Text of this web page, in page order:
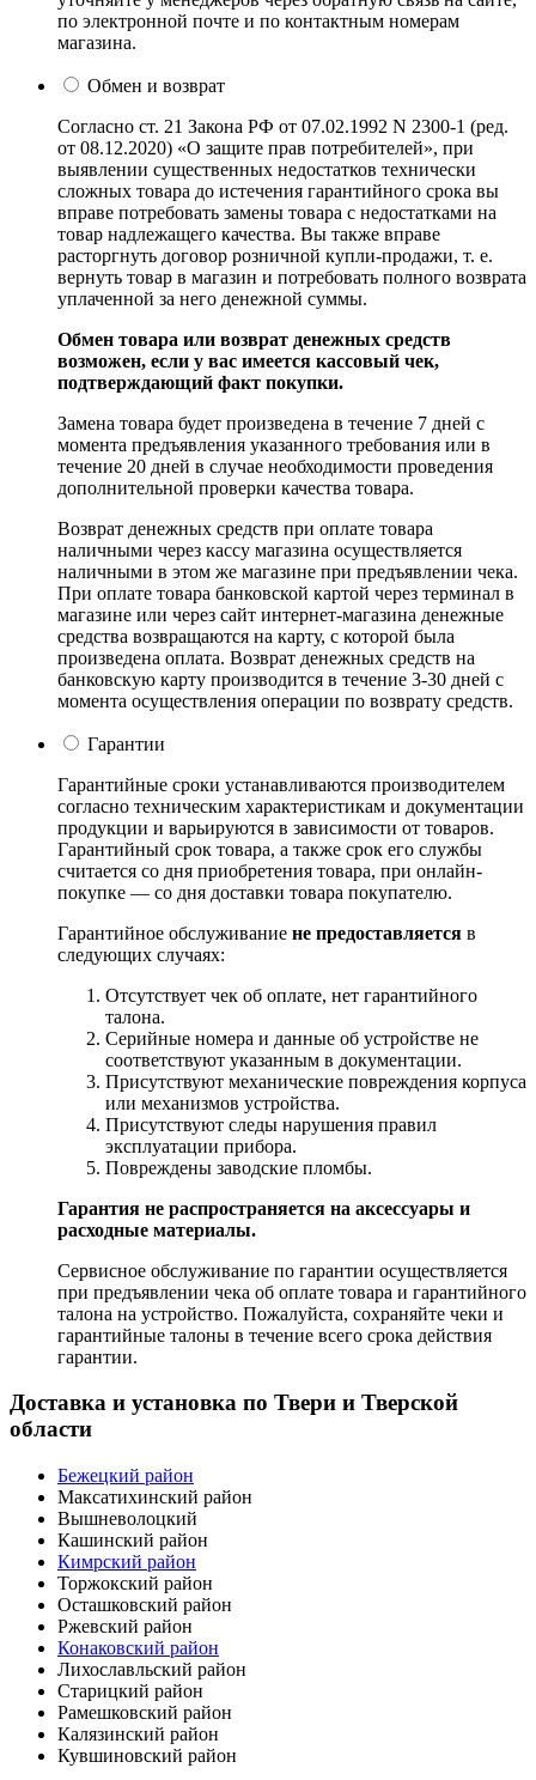
по электронной почте и по контактным номерам
магазина.
Обмен и возврат
Согласно ст. 21 Закона РФ от 07.02.1992 N 2300-1 (ред.
от 08.12.2020) «О защите прав потребителей», при
выявлении существенных недостатков технически
сложных товара до истечения гарантийного срока вы
вправе потребовать замены товара с недостатками на
товар надлежащего качества. Вы также вправе
расторгнуть договор розничной купли-продажи, т. е.
вернуть товар в магазин и потребовать полного возврата
уплаченной за него денежной суммы.
Обмен товара или возврат денежных средств
возможен, если у вас имеется кассовый чек,
подтверждающий факт покупки.
Замена товара будет произведена в течение 7 дней с
момента предъявления указанного требования или в
течение 20 дней в случае необходимости проведения
дополнительной проверки качества товара.
Возврат денежных средств при оплате товара
наличными через кассу магазина осуществляется
наличными в этом же магазине при предъявлении чека.
При оплате товара банковской картой через терминал в
магазине или через сайт интернет-магазина денежные
средства возвращаются на карту, с которой была
произведена оплата. Возврат денежных средств на
банковскую карту производится в течение 3-30 дней с
момента осуществления операции по возврату средств.
Гарантии
Гарантийные сроки устанавливаются производителем
согласно техническим характеристикам и документации
продукции и варьируются в зависимости от товаров.
Гарантийный срок товара, а также срок его службы
считается со дня приобретения товара, при онлайн-
покупке — со дня доставки товара покупателю.
Гарантийное обслуживание не предоставляется в
следующих случаях:
Отсутствует чек об оплате, нет гарантийного
талона.
Серийные номера и данные об устройстве не
соответствуют указанным в документации.
Присутствуют механические повреждения корпуса
или механизмов устройства.
Присутствуют следы нарушения правил
эксплуатации прибора.
Повреждены заводские пломбы.
Гарантия не распространяется на аксессуары и
расходные материалы.
Сервисное обслуживание по гарантии осуществляется
при предъявлении чека об оплате товара и гарантийного
талона на устройство. Пожалуйста, сохраняйте чеки и
гарантийные талоны в течение всего срока действия
гарантии.
Доставка и установка по Твери и Тверской
области
Бежецкий район
Максатихинский район
Вышневолоцкий
Кашинский район
Кимрский район
Торжокский район
Осташковский район
Ржевский район
Конаковский район
Лихославльский район
Старицкий район
Рамешковский район
Калязинский район
Кувшиновский район